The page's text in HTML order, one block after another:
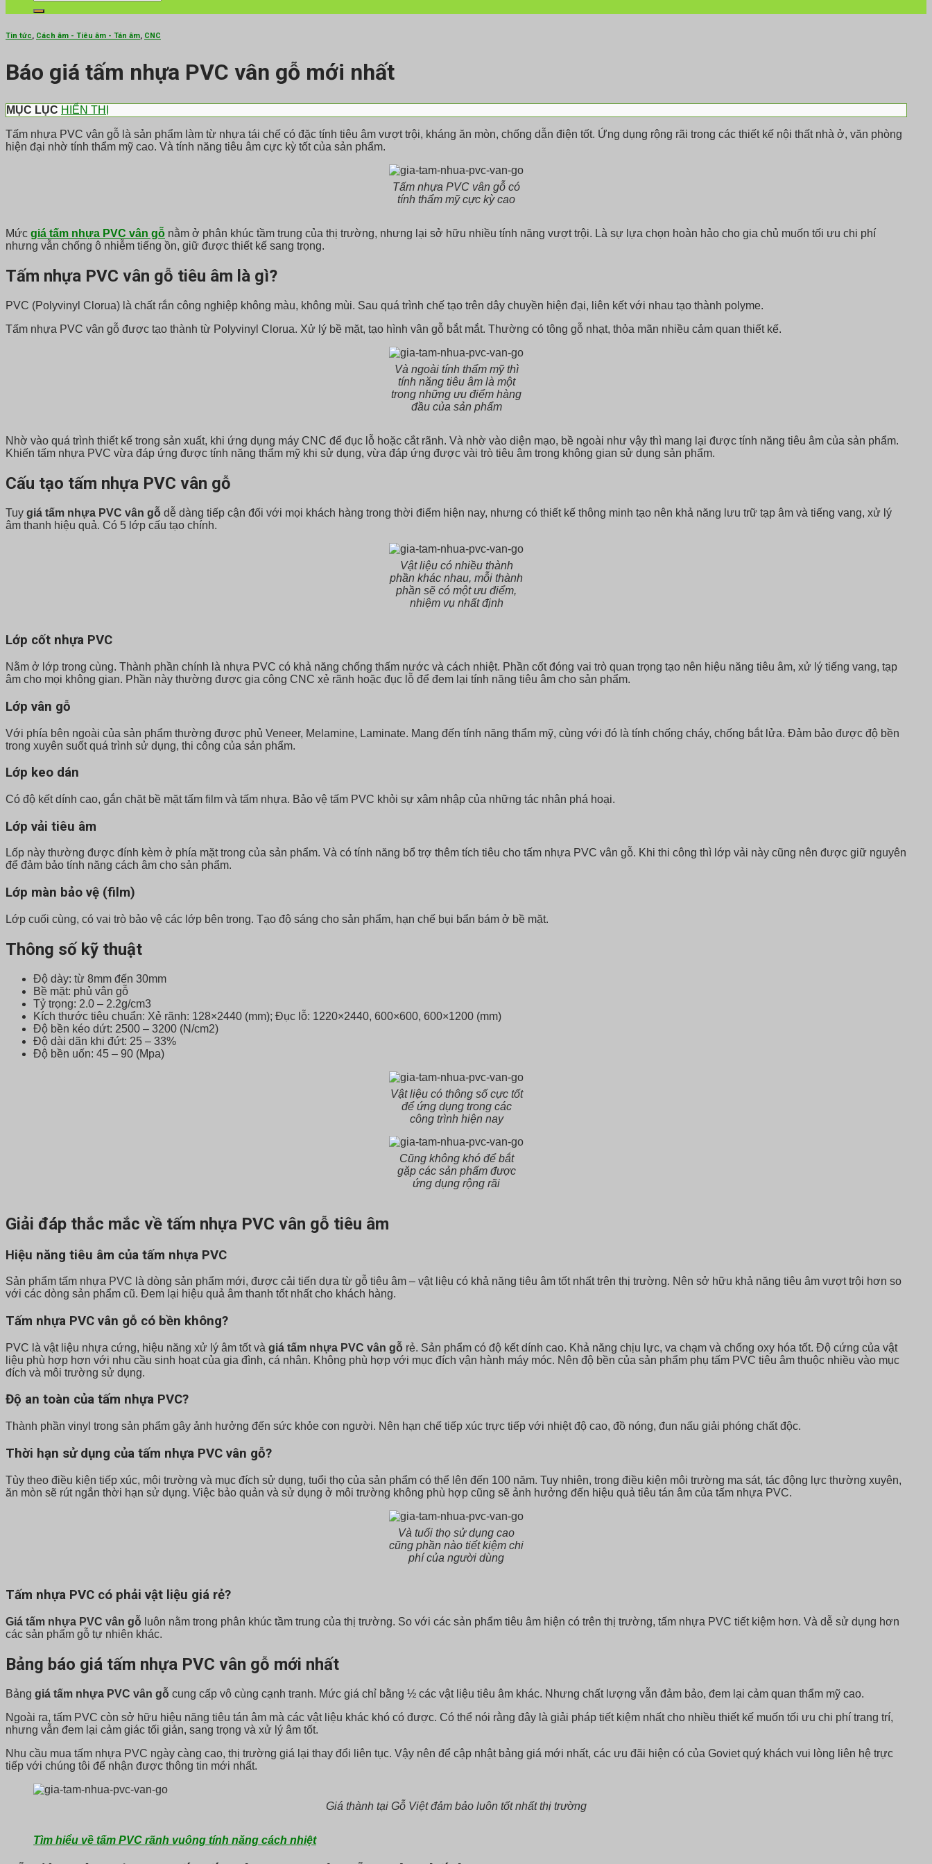
kiếm:
Tin tức, Cách âm - Tiêu âm - Tán âm, CNC
Báo giá tấm nhựa PVC vân gỗ mới nhất
MỤC LỤC HIỂN THỊ
Tấm nhựa PVC vân gỗ là sản phẩm làm từ nhựa tái chế có đặc tính tiêu âm vượt trội, kháng ăn mòn, chống dẫn điện tốt. Ứng dụng rộng rãi trong các thiết kế nội thất nhà ở, văn phòng
hiện đại nhờ tính thẩm mỹ cao. Và tính năng tiêu âm cực kỳ tốt của sản phẩm.
Tấm nhựa PVC vân gỗ có
tính thẩm mỹ cực kỳ cao
Mức giá tấm nhựa PVC vân gỗ nằm ở phân khúc tầm trung của thị trường, nhưng lại sở hữu nhiều tính năng vượt trội. Là sự lựa chọn hoàn hảo cho gia chủ muốn tối ưu chi phí
nhưng vẫn chống ô nhiễm tiếng ồn, giữ được thiết kế sang trọng.
Tấm nhựa PVC vân gỗ tiêu âm là gì?
PVC (Polyvinyl Clorua) là chất rắn công nghiệp không màu, không mùi. Sau quá trình chế tạo trên dây chuyền hiện đại, liên kết với nhau tạo thành polyme.
Tấm nhựa PVC vân gỗ được tạo thành từ Polyvinyl Clorua. Xử lý bề mặt, tạo hình vân gỗ bắt mắt. Thường có tông gỗ nhạt, thỏa mãn nhiều cảm quan thiết kế.
Và ngoài tính thẩm mỹ thì
tính năng tiêu âm là một
trong những ưu điểm hàng
đầu của sản phẩm
Nhờ vào quá trình thiết kế trong sản xuất, khi ứng dụng máy CNC để đục lỗ hoặc cắt rãnh. Và nhờ vào diện mạo, bề ngoài như vậy thì mang lại được tính năng tiêu âm của sản phẩm.
Khiến tấm nhựa PVC vừa đáp ứng được tính năng thẩm mỹ khi sử dụng, vừa đáp ứng được vài trò tiêu âm trong không gian sử dụng sản phẩm.
Cấu tạo tấm nhựa PVC vân gỗ
Tuy giá tấm nhựa PVC vân gỗ dễ dàng tiếp cận đối với mọi khách hàng trong thời điểm hiện nay, nhưng có thiết kế thông minh tạo nên khả năng lưu trữ tạp âm và tiếng vang, xử lý
âm thanh hiệu quả. Có 5 lớp cấu tạo chính.
Vật liệu có nhiều thành
phần khác nhau, mỗi thành
phần sẽ có một ưu điểm,
nhiệm vụ nhất định
Lớp cốt nhựa PVC
Nằm ở lớp trong cùng. Thành phần chính là nhựa PVC có khả năng chống thấm nước và cách nhiệt. Phần cốt đóng vai trò quan trọng tạo nên hiệu năng tiêu âm, xử lý tiếng vang, tạp
âm cho mọi không gian. Phần này thường được gia công CNC xẻ rãnh hoặc đục lỗ để đem lại tính năng tiêu âm cho sản phẩm.
Lớp vân gỗ
Với phía bên ngoài của sản phẩm thường được phủ Veneer, Melamine, Laminate. Mang đến tính năng thẩm mỹ, cùng với đó là tính chống cháy, chống bắt lửa. Đảm bảo được độ bền
trong xuyên suốt quá trình sử dụng, thi công của sản phẩm.
Lớp keo dán
Có độ kết dính cao, gắn chặt bề mặt tấm film và tấm nhựa. Bảo vệ tấm PVC khỏi sự xâm nhập của những tác nhân phá hoại.
Lớp vải tiêu âm
Lốp này thường được đính kèm ở phía mặt trong của sản phẩm. Và có tính năng bổ trợ thêm tích tiêu cho tấm nhựa PVC vân gỗ. Khi thi công thì lớp vải này cũng nên được giữ nguyên
để đảm bảo tính năng cách âm cho sản phẩm.
Lớp màn bảo vệ (film)
Lớp cuối cùng, có vai trò bảo vệ các lớp bên trong. Tạo độ sáng cho sản phẩm, hạn chế bụi bẩn bám ở bề mặt.
Thông số kỹ thuật
Độ dày: từ 8mm đến 30mm
Bề mặt: phủ vân gỗ
Tỷ trọng: 2.0 – 2.2g/cm3
Kích thước tiêu chuẩn: Xẻ rãnh: 128×2440 (mm); Đục lỗ: 1220×2440, 600×600, 600×1200 (mm)
Độ bền kéo dứt: 2500 – 3200 (N/cm2)
Độ dài dãn khi đứt: 25 – 33%
Độ bền uốn: 45 – 90 (Mpa)
Vật liệu có thông số cực tốt
để ứng dụng trong các
công trình hiện nay
Cũng không khó để bắt
gặp các sản phẩm được
ứng dụng rộng rãi
Giải đáp thắc mắc về tấm nhựa PVC vân gỗ tiêu âm
Hiệu năng tiêu âm của tấm nhựa PVC
Sản phẩm tấm nhựa PVC là dòng sản phẩm mới, được cải tiến dựa từ gỗ tiêu âm – vật liệu có khả năng tiêu âm tốt nhất trên thị trường. Nên sở hữu khả năng tiêu âm vượt trội hơn so
với các dòng sản phẩm cũ. Đem lại hiệu quả âm thanh tốt nhất cho khách hàng.
Tấm nhựa PVC vân gỗ có bền không?
PVC là vật liệu nhựa cứng, hiệu năng xử lý âm tốt và giá tấm nhựa PVC vân gỗ rẻ. Sản phẩm có độ kết dính cao. Khả năng chịu lực, va chạm và chống oxy hóa tốt. Độ cứng của vật
liệu phù hợp hơn với nhu cầu sinh hoạt của gia đình, cá nhân. Không phù hợp với mục đích vận hành máy móc. Nên độ bền của sản phẩm phụ tấm PVC tiêu âm thuộc nhiều vào mục
đích và môi trường sử dụng.
Độ an toàn của tấm nhựa PVC?
Thành phần vinyl trong sản phẩm gây ảnh hưởng đến sức khỏe con người. Nên hạn chế tiếp xúc trực tiếp với nhiệt độ cao, đồ nóng, đun nấu giải phóng chất độc.
Thời hạn sử dụng của tấm nhựa PVC vân gỗ?
Tùy theo điều kiện tiếp xúc, môi trường và mục đích sử dụng, tuổi thọ của sản phẩm có thể lên đến 100 năm. Tuy nhiên, trong điều kiện môi trường ma sát, tác động lực thường xuyên,
ăn mòn sẽ rút ngắn thời hạn sử dụng. Việc bảo quản và sử dụng ở môi trường không phù hợp cũng sẽ ảnh hưởng đến hiệu quả tiêu tán âm của tấm nhựa PVC.
Và tuổi thọ sử dụng cao
cũng phần nào tiết kiệm chi
phí của người dùng
Tấm nhựa PVC có phải vật liệu giá rẻ?
Giá tấm nhựa PVC vân gỗ luôn nằm trong phân khúc tầm trung của thị trường. So với các sản phẩm tiêu âm hiện có trên thị trường, tấm nhựa PVC tiết kiệm hơn. Và dễ sử dụng hơn
các sản phẩm gỗ tự nhiên khác.
Bảng báo giá tấm nhựa PVC vân gỗ mới nhất
Bảng giá tấm nhựa PVC vân gỗ cung cấp vô cùng cạnh tranh. Mức giá chỉ bằng ½ các vật liệu tiêu âm khác. Nhưng chất lượng vẫn đảm bảo, đem lại cảm quan thẩm mỹ cao.
Ngoài ra, tấm PVC còn sở hữu hiệu năng tiêu tán âm mà các vật liệu khác khó có được. Có thể nói rằng đây là giải pháp tiết kiệm nhất cho nhiều thiết kế muốn tối ưu chi phí trang trí,
nhưng vẫn đem lại cảm giác tối giản, sang trọng và xử lý âm tốt.
Nhu cầu mua tấm nhựa PVC ngày càng cao, thị trường giá lại thay đổi liên tục. Vậy nên để cập nhật bảng giá mới nhất, các ưu đãi hiện có của Goviet quý khách vui lòng liên hệ trực
tiếp với chúng tôi để nhận được thông tin mới nhất.
Giá thành tại Gỗ Việt đảm bảo luôn tốt nhất thị trường
Tìm hiểu về tấm PVC rãnh vuông tính năng cách nhiệt